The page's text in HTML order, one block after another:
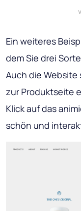
Ein weiteres
dem Sie drei
Auch die
zur Produktseite
Klick auf das
schön und